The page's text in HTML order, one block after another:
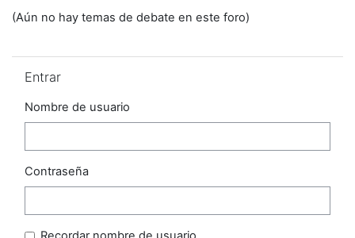
(Aún no hay temas de debate en este foro)
Entrar
Nombre de usuario
Contraseña